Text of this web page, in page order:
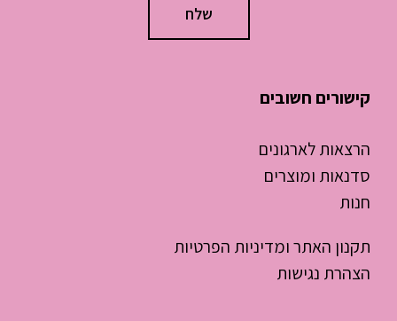
קישורים חשובים
הרצאות לארגונים
סדנאות ומוצרים
חנות
תקנון האתר ומדיניות הפרטיות
הצהרת נגישות